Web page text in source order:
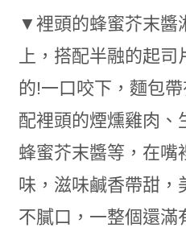
▼裡頭的蜂蜜芥末醬
上，搭配半融的起
的!一口咬下，麵包
配裡頭的煙燻雞肉、
蜂蜜芥末醬等，在嘴
味，滋味鹹香帶甜，
不膩口，一整個還滿